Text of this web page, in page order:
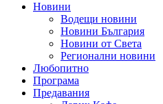
Новини
Водещи новини
Новини България
Новини от Света
Регионални новини
Любопитно
Програма
Предавания